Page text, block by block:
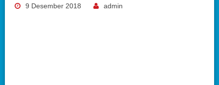
9 Desember 2018 admin